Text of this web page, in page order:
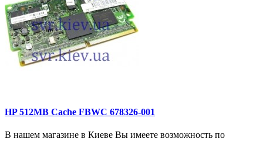
HP 512MB Cache FBWC 678326-001
В нашем магазине в Киеве Вы имеете возможность по